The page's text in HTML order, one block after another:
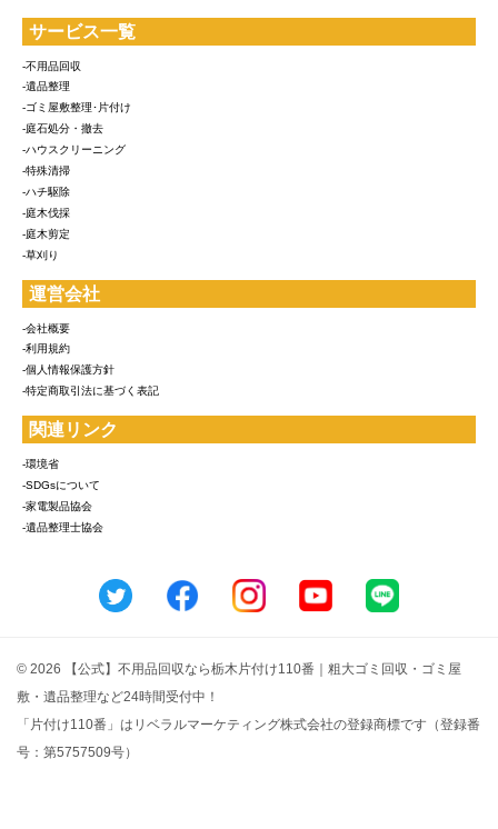
サービス一覧
-不用品回収
-遺品整理
-ゴミ屋敷整理･片付け
-庭石処分・撤去
-ハウスクリーニング
-特殊清掃
-ハチ駆除
-庭木伐採
-庭木剪定
-草刈り
運営会社
-会社概要
-利用規約
-個人情報保護方針
-特定商取引法に基づく表記
関連リンク
-環境省
-SDGsについて
-家電製品協会
-遺品整理士協会
© 2026 【公式】不用品回収なら栃木片付け110番｜粗大ゴミ回収・ゴミ屋
敷・遺品整理など24時間受付中！
「片付け110番」はリベラルマーケティング株式会社の登録商標です（登録番
号：第5757509号）